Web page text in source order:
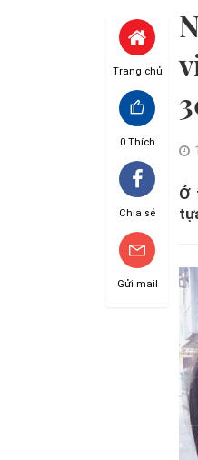
Trang chủ
0Thích
Chia sẻ
Gửi mail
Ở